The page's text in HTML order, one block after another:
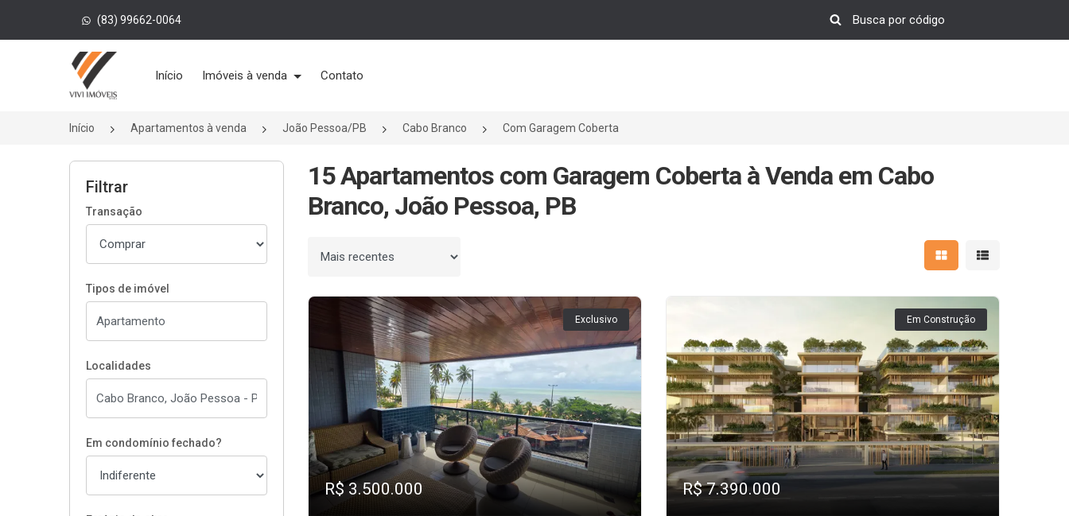
(83) 99662-0064
Página inicial
Início Imóveis à venda Contato
Início Apartamentos à venda João Pessoa/PB Cabo Branco Com Garagem Coberta
Filtrar
Transação
Tipos de imóvel
Localidades
Em condomínio fechado?
15 Apartamentos com Garagem Coberta à Venda em Cabo
Branco, João Pessoa, PB
Ordenar por Mostrar resultados em
Mostrar
Exclusivo
R$ 3.500.000
Em Construção
R$ 7.390.000